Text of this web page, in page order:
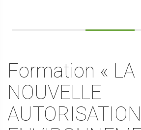
Formation « LA
NOUVELLE
AUTORISATION